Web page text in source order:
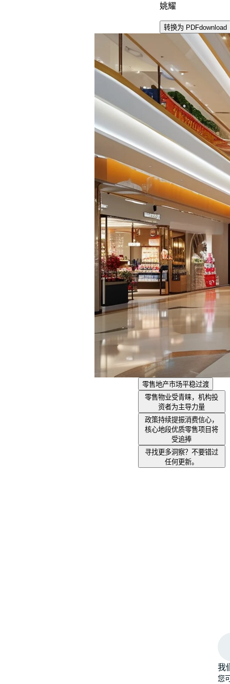
姚耀
转换为 PDFdownload
零售地产市场平稳过渡
零售物业受青睐，机构投
资者为主导力量
政策持续提振消费信心，
核心地段优质零售项目将
受追捧
寻找更多洞察？不要错过
任何更新。
我
您